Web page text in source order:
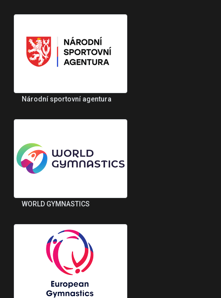
Národní sportovní agentura
WORLD GYMNASTICS